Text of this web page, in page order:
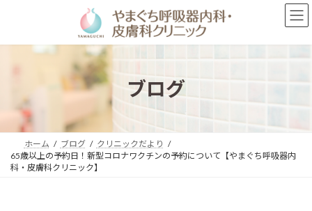
ン
プ
ー
動
ブログ
ホーム ブログ
クリニックだより
65歳以上の予約日！新型コロナワクチンの予約について【やまぐち呼吸器内
科・皮膚科クリニック】